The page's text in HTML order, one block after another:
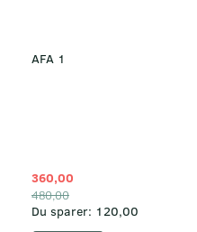
AFA 1
360,00
480,00
Du sparer: 120,00